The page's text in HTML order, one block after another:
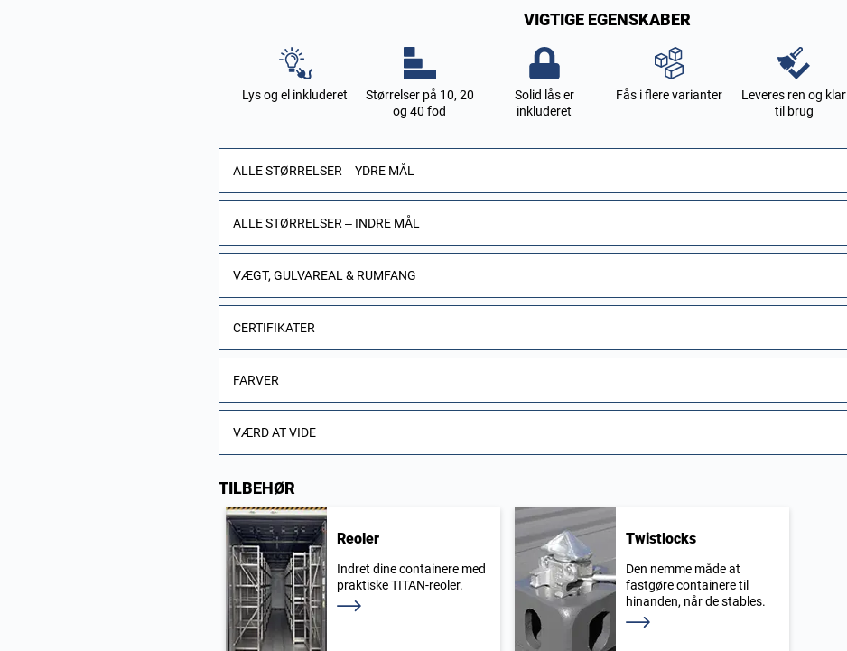
VIGTIGE EGENSKABER
Lys og el inkluderet
Størrelser på 10, 20
og 40 fod
Solid lås er
inkluderet
Fås i flere varianter
Leveres ren og klar
til brug
ALLE STØRRELSER – YDRE MÅL
ALLE STØRRELSER – INDRE MÅL
VÆGT, GULVAREAL & RUMFANG
CERTIFIKATER
FARVER
VÆRD AT VIDE
TILBEHØR
Reoler
Indret dine containere med
praktiske TITAN-reoler.
Læs mere
Twistlocks
Den nemme måde at
fastgøre containere til
hinanden, når de stables.
Læs mere